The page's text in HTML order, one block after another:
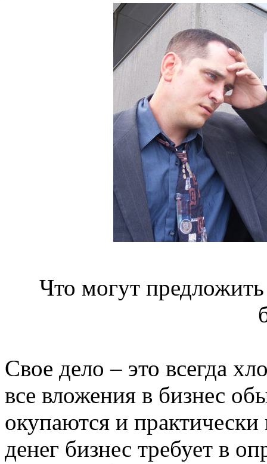
Что могут
Свое дело – это всегда
все вложения в бизнес
окупаются и практически
денег бизнес требует в